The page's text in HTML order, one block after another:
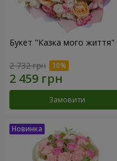
Букет "Казка мого життя"
2 732 грн
Замовити